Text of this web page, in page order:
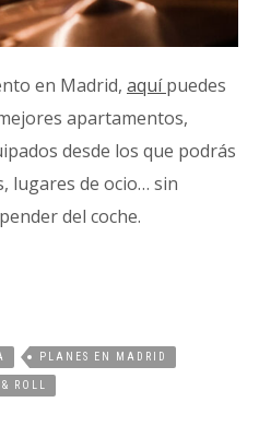
en Madrid, aquípuedes
apartamentos,
desde los que podrás
lugares de ocio… sin
del coche.
PLANES EN MADRID
ROLL